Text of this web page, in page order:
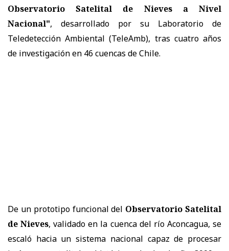
Observatorio Satelital de Nieves a Nivel
Nacional", desarrollado por su Laboratorio de
Teledetección Ambiental (TeleAmb), tras cuatro años
de investigación en 46 cuencas de Chile.
De un prototipo funcional del Observatorio Satelital
de Nieves, validado en la cuenca del río Aconcagua, se
escaló hacia un sistema nacional capaz de procesar